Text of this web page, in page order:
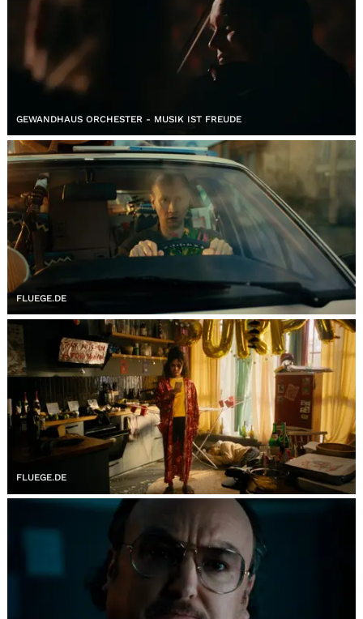
GEWANDHAUS ORCHESTER - MUSIK IST FREUDE
FLUEGE.DE
FLUEGE.DE